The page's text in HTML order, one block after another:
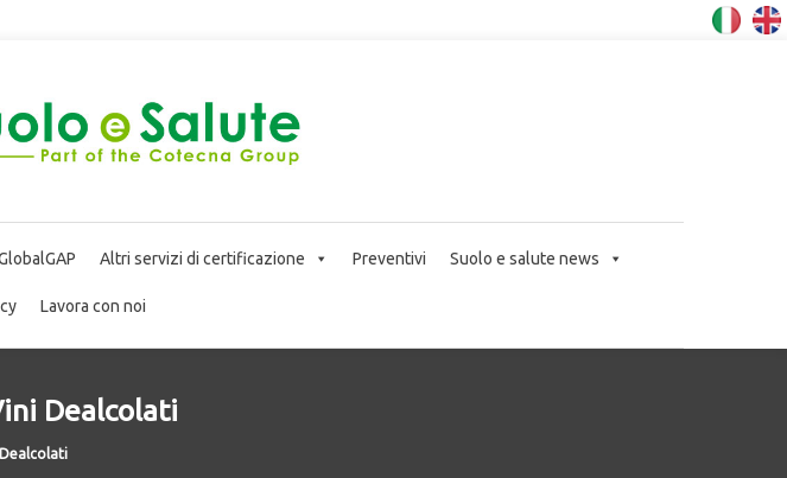
Altri servizi di certificazione Preventivi Suolo e salute news
Lavora con noi
Dealcolati